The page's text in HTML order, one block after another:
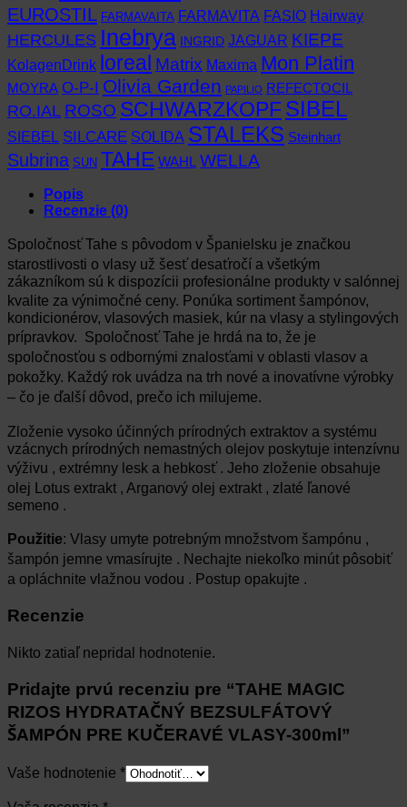
EUROSTIL FARMAVAITA FARMAVITA FASIO Hairway
HERCULES Inebrya INGRID JAGUAR KIEPE
KolagenDrink loreal Matrix Maxima Mon Platin
MOYRA O-P-I Olivia Garden PAPILIO REFECTOCIL
RO.IAL ROSO SCHWARZKOPF SIBEL
SIEBEL SILCARE SOLIDA STALEKS Steinhart
Subrina SUN TAHE WAHL WELLA
Popis
Recenzie (0)
Spoločnosť Tahe s pôvodom v Španielsku je značkou
starostlivosti o vlasy už šesť desaťročí a všetkým
zákazníkom sú k dispozícii profesionálne produkty v salónnej
kvalite za výnimočné ceny. Ponúka sortiment šampónov,
kondicionérov, vlasových masiek, kúr na vlasy a stylingových
prípravkov. Spoločnosť Tahe je hrdá na to, že je
spoločnosťou s odbornými znalosťami v oblasti vlasov a
pokožky. Každý rok uvádza na trh nové a inovatívne výrobky
– čo je ďalší dôvod, prečo ich milujeme.
Zloženie vysoko účinných prírodných extraktov a systému
vzácnych prírodných nemastných olejov poskytuje intenzívnu
výživu , extrémny lesk a hebkosť . Jeho zloženie obsahuje
olej Lotus extrakt , Arganový olej extrakt , zlaté ľanové
semeno .
Použitie: Vlasy umyte potrebným množstvom šampónu ,
šampón jemne vmasírujte . Nechajte niekoľko minút pôsobiť
a opláchnite vlažnou vodou . Postup opakujte .
Recenzie
Nikto zatiaľ nepridal hodnotenie.
Pridajte prvú recenziu pre “TAHE MAGIC
RIZOS HYDRATAČNÝ BEZSULFÁTOVÝ
ŠAMPÓN PRE KUČERAVÉ VLASY-300ml”
Vaše hodnotenie *